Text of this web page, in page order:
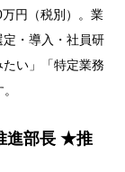
円（税別）。業
・導入・社員研
い」「特定業務
進部長 ★推